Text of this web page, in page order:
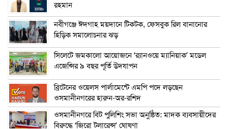
রহমান
নবীগঞ্জে ঈদগাহ ময়দানে টিকটক, ফেসবুক রিল বানানোর
হিড়িক সমালোচনার ঝড়
সিলেটে জমকালো আয়োজনে ‘র‍্যানওয়ে ম্যানিয়াক’ মডেল
এজেন্সির ৯ বছর পূর্তি উদযাপন
ব্রিটেনের ওয়েলস পার্লামেন্টে এমপি পদে লড়ছেন
ওসমানীনগরের হারুন-অর-রশিদ
ওসমানীনগরে বিট পুলিশিং সভা অনুষ্ঠিত: মাদক ব্যবসায়ীদের
বিরুদ্ধে ‘জিরো টলারেন্স’ ঘোষণা